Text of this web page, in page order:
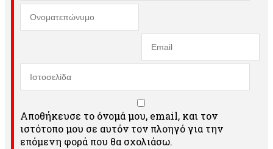
Αποθήκευσε το όνομά μου, email, και τον
ιστότοπο μου σε αυτόν τον πλοηγό για την
επόμενη φορά που θα σχολιάσω.